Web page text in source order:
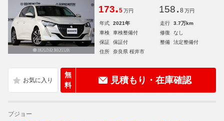
173.5 万円 158. 8 万円
年式 2021年 走行
3.7万km
車検
車検整備付 修復
なし
保証
保証付 整備
法定整備付
住所
奈良県 桜井市
無
料
見積もり・在庫確認
プジョー